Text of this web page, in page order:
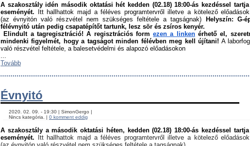
A szakosztály idén második oktatási hét kedden (02.18) 18:00-ás kezdéssel
eseményét. Itt hallhattok majd a féléves programtervről illetve a kötelező előadások
(az évnyitón való részvétel nem szükséges feltétele a tagságnak) Helyszín: G-
félévnyitó után pedig csapatépítőt tartunk, lesz sör és zsíros kenyér.
Elindult a tagregisztráció! A regisztrációs form ezen a linken érhető el,
mindenki figyelmét, hogy a tagságot minden félévben meg kell újítani! A
való részvétel feltétele, a balesetvédelmi és alapozó előadásokon ﻿
Tovább
Évnyitó
    Nincs kategória. |
0 komment eddig
A szakosztály a második oktatási héten, kedden (02.18) 18:00-ás kezdéssel
eseményét. Itt hallhattok majd a féléves programtervről illetve a kötelező előadások
(az évnyitón való részvétel nem szükséges feltétele a tagságnak)